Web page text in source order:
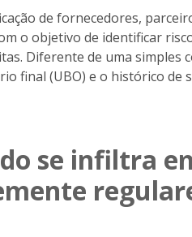
de fornecedores,
o objetivo de identificar
Diferente de uma simples
final (UBO) e o histórico de
se infiltra